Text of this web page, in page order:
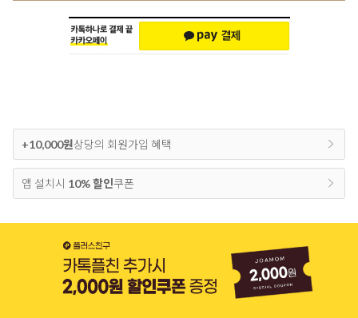
+10,000원상당의 회원가입 혜택
앱 설치시 10% 할인쿠폰